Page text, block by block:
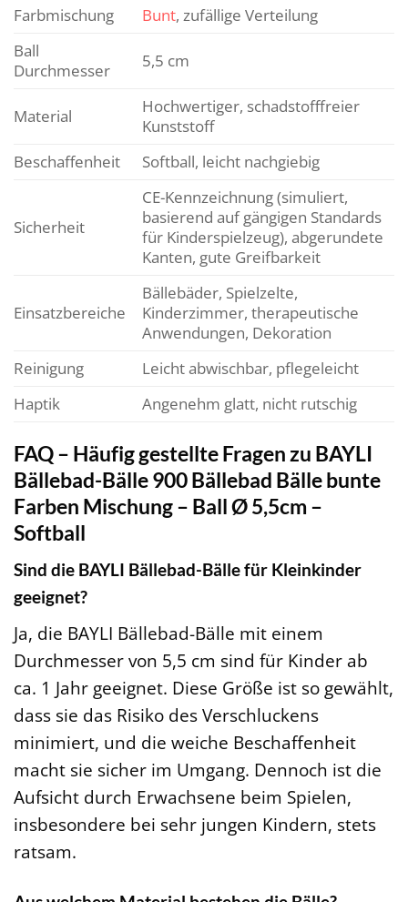
Farbmischung Bunt, zufällige Verteilung
Ball
Durchmesser
5,5 cm
Material
Hochwertiger, schadstofffreier
Kunststoff
Beschaffenheit
Softball, leicht nachgiebig
Sicherheit
CE-Kennzeichnung (simuliert,
basierend auf gängigen Standards
für Kinderspielzeug), abgerundete
Kanten, gute Greifbarkeit
Einsatzbereiche
Bällebäder, Spielzelte,
Kinderzimmer, therapeutische
Anwendungen, Dekoration
Reinigung
Leicht abwischbar, pflegeleicht
Haptik
Angenehm glatt, nicht rutschig
FAQ – Häufig gestellte Fragen zu BAYLI
Bällebad-Bälle 900 Bällebad Bälle bunte
Farben Mischung – Ball Ø 5,5cm –
Softball
Sind die BAYLI Bällebad-Bälle für Kleinkinder
geeignet?
Ja, die BAYLI Bällebad-Bälle mit einem
Durchmesser von 5,5 cm sind für Kinder ab
ca. 1 Jahr geeignet. Diese Größe ist so gewählt,
dass sie das Risiko des Verschluckens
minimiert, und die weiche Beschaffenheit
macht sie sicher im Umgang. Dennoch ist die
Aufsicht durch Erwachsene beim Spielen,
insbesondere bei sehr jungen Kindern, stets
ratsam.